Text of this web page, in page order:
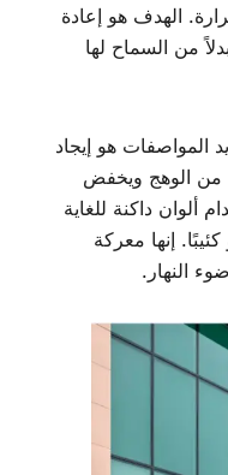
الهدف هو إعادة
من السماح لها
المواصفات هو إيجاد
من الوهج ويخفض
ألوان داكنة للغاية
إنها معركة
النهار.